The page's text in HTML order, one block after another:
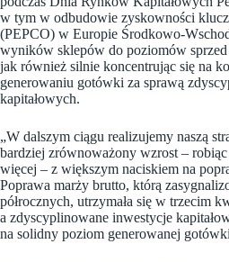
w tym w odbudowie zyskowności
(PEPCO) w Europie Środkowo-
wyników sklepów do poziomów
jak również silnie koncentrując się na
generowaniu gotówki za sprawą
kapitałowych.
„W dalszym ciągu realizujemy naszą
bardziej zrównoważony wzrost –
więcej – z większym naciskiem na
Poprawa marży brutto, którą
półrocznych, utrzymała się w trzecim
a zdyscyplinowane inwestycje
na solidny poziom generowanej